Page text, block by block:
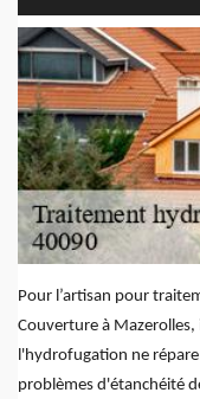
Pour l’artisan pour
Couverture à
l'hydrofugation ne répare
problèmes d'étanchéité